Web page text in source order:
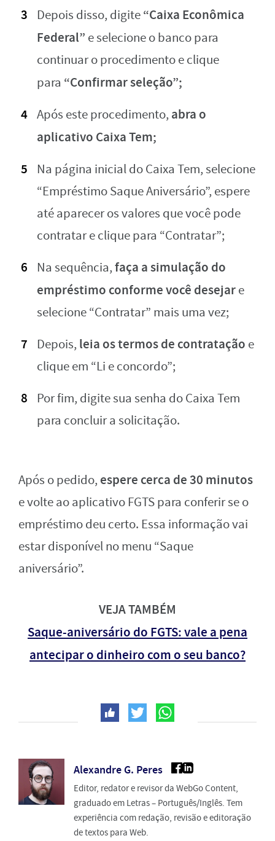
Depois disso, digite“Caixa Econômica
Federal” e selecione o banco para
continuar o procedimento e clique
para “Confirmar seleção”;
Após este procedimento, abra o
aplicativo Caixa Tem;
Na página inicial do Caixa Tem, selecione
“Empréstimo Saque Aniversário”, espere
até aparecer os valores que você pode
contratar e clique para “Contratar”;
Na sequência,faça a simulação do
empréstimo conforme você desejare
selecione “Contratar” mais uma vez;
Depois, leia os termos de contratação e
clique em “Li e concordo”;
Por fim, digite sua senha do Caixa Tem
para concluir a solicitação.
Após o pedido, espere cerca de 30 minutos
e volte ao aplicativo FGTS para conferir se o
empréstimo deu certo. Essa informação vai
estar disponível no menu “Saque
aniversário”.
VEJA TAMBÉM
Saque-aniversário do FGTS: vale a pena
antecipar o dinheiro com o seu banco?
Alexandre G. Peres
Editor, redator e revisor da WebGo Content,
graduado em Letras – Português/Inglês. Tem
experiência com redação, revisão e editoração
de textos para Web.